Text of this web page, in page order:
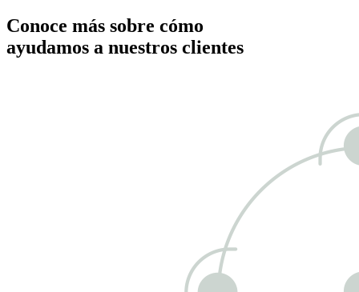
Conoce más sobre cómo
ayudamos a nuestros clientes